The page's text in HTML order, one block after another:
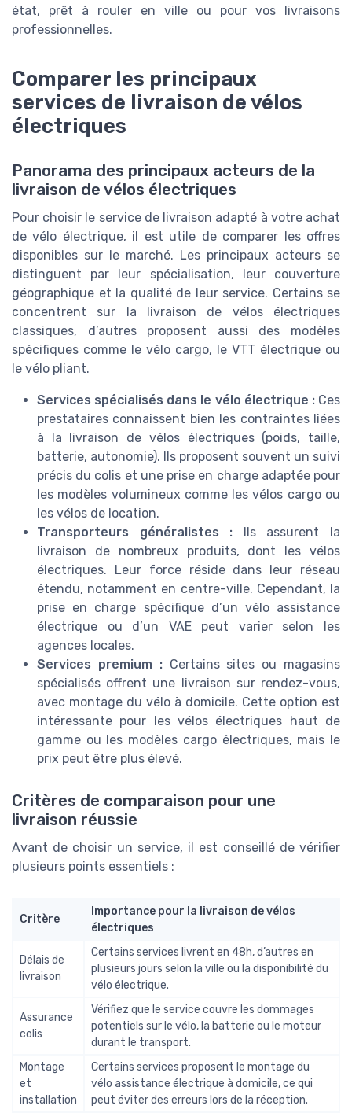
état, prêt à rouler en ville ou pour vos livraisons
professionnelles.
Comparer les principaux
services de livraison de vélos
électriques
Panorama des principaux acteurs de la
livraison de vélos électriques
Pour choisir le service de livraison adapté à votre achat
de vélo électrique, il est utile de comparer les offres
disponibles sur le marché. Les principaux acteurs se
distinguent par leur spécialisation, leur couverture
géographique et la qualité de leur service. Certains se
concentrent sur la livraison de vélos électriques
classiques, d’autres proposent aussi des modèles
spécifiques comme le vélo cargo, le VTT électrique ou
le vélo pliant.
Services spécialisés dans le vélo électrique :Ces
prestataires connaissent bien les contraintes liées
à la livraison de vélos électriques (poids, taille,
batterie, autonomie). Ils proposent souvent un suivi
précis du colis et une prise en charge adaptée pour
les modèles volumineux comme les vélos cargo ou
les vélos de location.
Transporteurs généralistes : Ils assurent la
livraison de nombreux produits, dont les vélos
électriques. Leur force réside dans leur réseau
étendu, notamment en centre-ville. Cependant, la
prise en charge spécifique d’un vélo assistance
électrique ou d’un VAE peut varier selon les
agences locales.
Services premium :Certains sites ou magasins
spécialisés offrent une livraison sur rendez-vous,
avec montage du vélo à domicile. Cette option est
intéressante pour les vélos électriques haut de
gamme ou les modèles cargo électriques, mais le
prix peut être plus élevé.
Critères de comparaison pour une
livraison réussie
Avant de choisir un service, il est conseillé de vérifier
plusieurs points essentiels :
Critère
Importance pour la livraison de vélos
électriques
Délais de
livraison
Certains services livrent en 48h, d’autres en
plusieurs jours selon la ville ou la disponibilité du
vélo électrique.
Assurance
colis
Vérifiez que le service couvre les dommages
potentiels sur le vélo, la batterie ou le moteur
durant le transport.
Montage
et
installation
Certains services proposent le montage du
vélo assistance électrique à domicile, ce qui
peut éviter des erreurs lors de la réception.